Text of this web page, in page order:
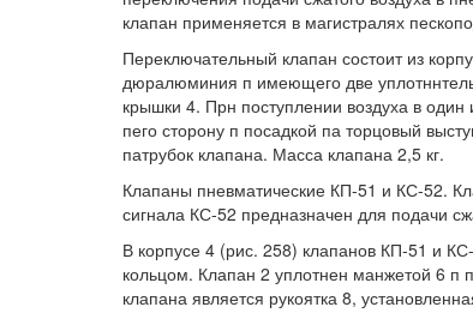
клапан применяется в магистралях
Переключательный клапан состоит из
дюралюминия п имеющего две
крышки 4. Прн поступлении воздуха в
пего сторону п посадкой па торцовый
патрубок клапана. Масса клапана 2,5 кг.
Клапаны пневматические КП-51 и КС-52.
сигнала КС-52 предназначен для подачи
В корпусе 4 (рис. 258) клапанов КП-51 и
кольцом. Клапан 2 уплотнен манжетой 6 п
клапана является рукоятка 8,